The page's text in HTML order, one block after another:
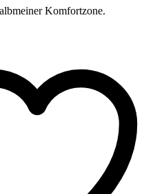
Komfortzone.